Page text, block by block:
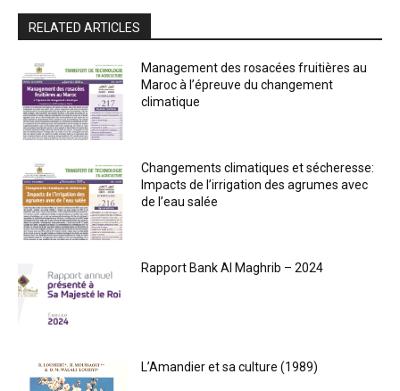
RELATED ARTICLES
Management des rosacées fruitières au
Maroc à l’épreuve du changement
climatique
Changements climatiques et sécheresse:
Impacts de l’irrigation des agrumes avec
de l’eau salée
Rapport Bank Al Maghrib – 2024
L’Amandier et sa culture (1989)